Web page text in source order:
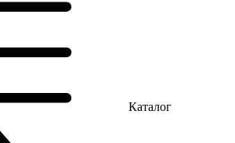
Каталог